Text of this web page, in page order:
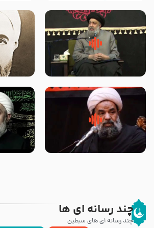
لقب حضرت رقیه سلام الله علیها به
چه معناست – حجت الاسلام علوی
روضه‌ی
اسارت
محدث
سلام جوانی که امام حسین علیه
السلام خودش جوابش را دادند
زیارتی که
طولانی
چند رسانه ای ها
چند رسانه ای های سبطین